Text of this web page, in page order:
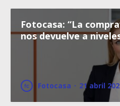
Fotocasa: “La
nos devuelve a
Fotocasa · 21 abril